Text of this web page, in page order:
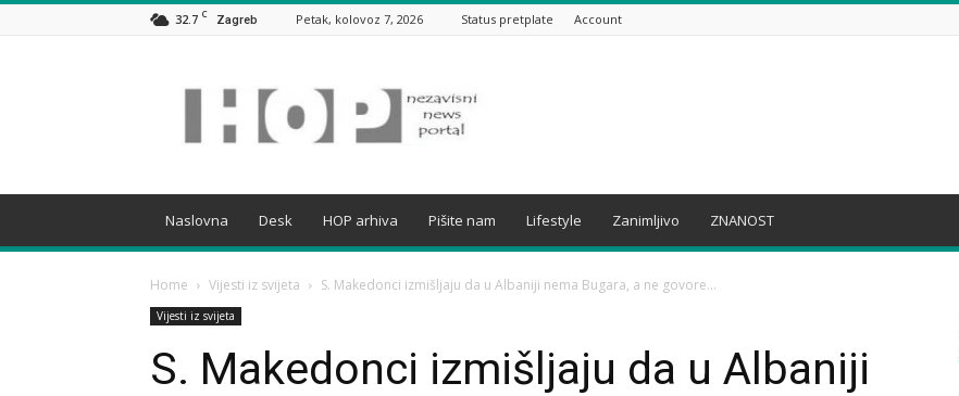
32.7 C Zagreb Petak, kolovoz 7, 2026 Status pretplate Account
Naslovna Desk HOP arhiva Pišite nam Lifestyle Zanimljivo ZNANOST
Home Vijesti iz svijeta S. Makedonci izmišljaju da u Albaniji nema Bugara, a ne govore...
Vijesti iz svijeta
S. Makedonci izmišljaju da u Albaniji